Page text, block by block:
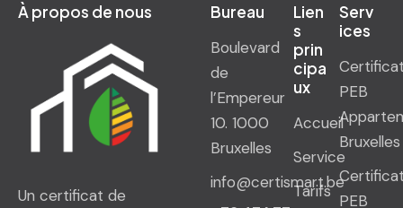
À propos de nous
Un certificat de
Bureau
Boulevard
de
l’Empereur
10. 1000
Bruxelles
info@certismart.be
Lien
s
prin
cipa
ux
Accueil
Service
Tarifs
Serv
ices
PEB
Bruxelles
PEB